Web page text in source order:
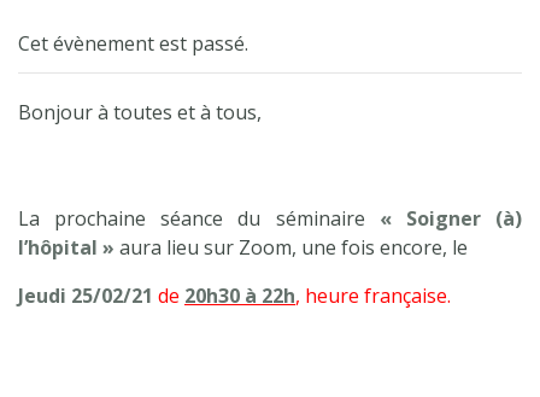
Cet évènement est passé.
Bonjour à toutes et à tous,
La prochaine séance du séminaire « Soigner (à)
l’hôpital » aura lieu sur Zoom, une fois encore, le
Jeudi 25/02/21 de 20h30 à 22h, heure française.